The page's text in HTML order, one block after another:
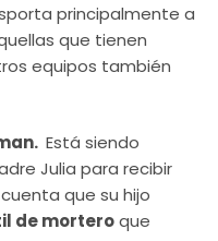
principalmente a
que tienen
equipos también
Está siendo
Julia para recibir
que su hijo
de morteroque